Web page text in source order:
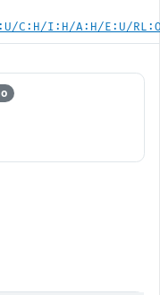
C:H/I:H/A:H/E:U/